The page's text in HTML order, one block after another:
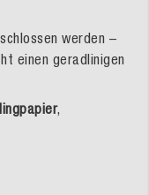
werden –
einen geradlinigen
,